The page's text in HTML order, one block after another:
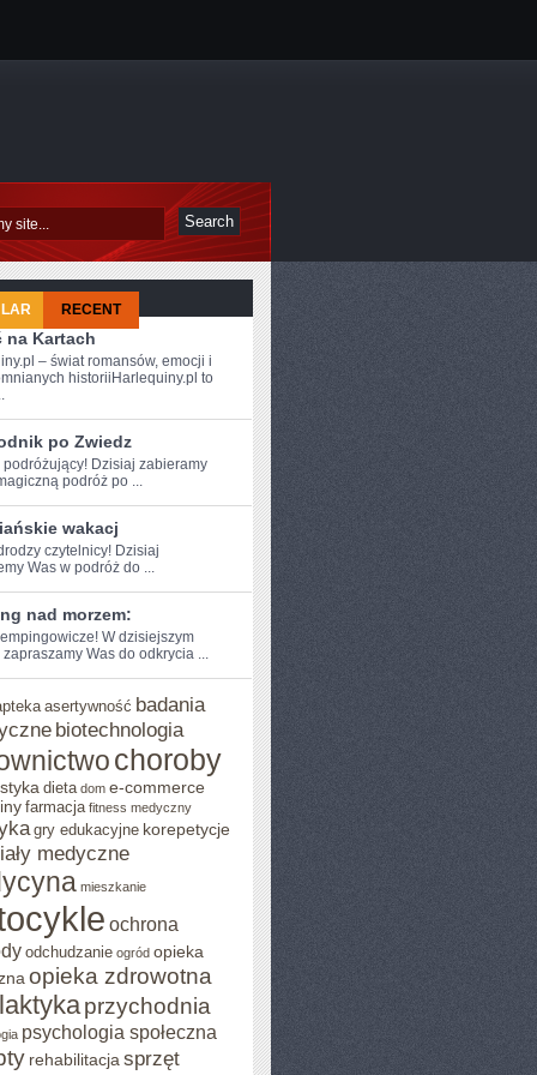
RECENT
na Kartach
– świat romansów, emocji i
historiiHarlequiny.pl to
po Zwiedz
podróżujący! ‍Dzisiaj ⁣zabieramy
podróż po ...
wakacj
czytelnicy! Dzisiaj⁢
Was w podróż do‌ ...
nad morzem:
W dzisiejszym
Was do odkrycia‍ ...
asertywność badania
biotechnologia
choroby
dieta dom e-commerce
farmacja fitness medyczny
gry edukacyjne korepetycje
medyczne
mieszkanie
ochrona
odchudzanie ogród opieka
opieka zdrowotna
przychodnia
psychologia społeczna
rehabilitacja sprzęt